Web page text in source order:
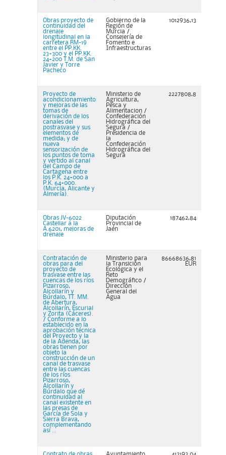
Obras proyecto de
continuidad del
drenaje
longitudinal en la
carretera RM-19
entre el PP.KK.
23+300 y el PP.KK.
24+200 T.M. de San
Javier y Torre
Pacheco
Gobierno de la
Región de
Murcia /
Consejería de
Fomento e
Infraestructuras
1012936,13
Proyecto de
acondicionamiento
y mejoras de las
tomas de
derivación de los
canales del
postrasvase y sus
elementos de
medida; y de
nueva
sensorización de
los puntos de toma
y vertido al canal
del Campo de
Cartagena entre
los P.K. 24+000 a
P.K. 64+000.
(Murcia, Alicante y
Almería).
Ministerio de
Agricultura,
Pesca y
Alimentacion /
Confederación
Hidrográfica del
Segura /
Presidencia de
la
Confederación
Hidrográfica del
Segura
2227808,8
Obras JV-6022
Castellar a la
A.6201, mejoras de
drenaje
Diputación
Provincial de
Jaén
187462,84
Contratación de
obras para del
proyecto de
trasvase entre las
cuencas de los ríos
Pizarroso,
Alcollarín y
Búrdalo, TT. MM.
de Abertura,
Alcollarín, Escurial
y Zorita (Cáceres).
/ Conforme a lo
establecido en la
aprobación técnica
del Proyecto y la
de la Adenda, las
obras tienen por
objeto la
construcción de un
canal de trasvase
entre las cuencas
de los ríos
Pizarroso,
Alcollarín y
Búrdalo que dé
continuidad al
canal existente en
las presas de
García de Sola y
Sierra Brava,
complementando
así ...
Ministerio para
la Transición
Ecológica y el
Reto
Demográfico /
Dirección
General del
Agua
86668636,81
EUR